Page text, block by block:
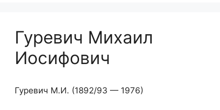
Гуревич Михаил
Иосифович
Гуревич М.И. (1892/93 — 1976)